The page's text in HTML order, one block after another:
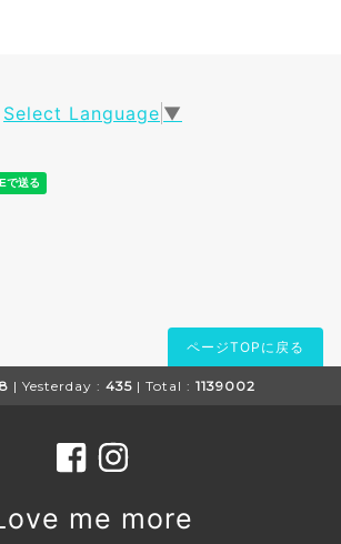
Select Language ▼
ページTOPに戻る
| Yesterday : 435 | Total : 1139002
me more